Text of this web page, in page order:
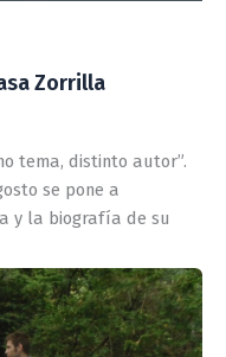
Zorrilla
tema, distinto autor”.
se pone a
y la biografía de su